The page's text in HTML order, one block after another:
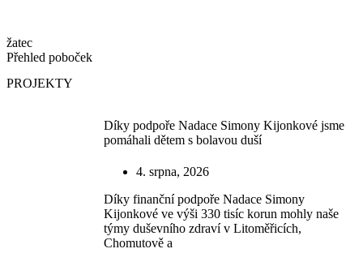
Pomáhejte s námi ♥
Aktuality
Projekty
Podporují nás
Organizační struktura
Kontakty pobočky
žatec
Přehled poboček
PROJEKTY
Díky podpoře Nadace Simony Kijonkové jsme
pomáhali dětem s bolavou duší
4. srpna, 2026
Díky finanční podpoře Nadace Simony
Kijonkové ve výši 330 tisíc korun mohly naše
týmy duševního zdraví v Litoměřicích,
Chomutově a